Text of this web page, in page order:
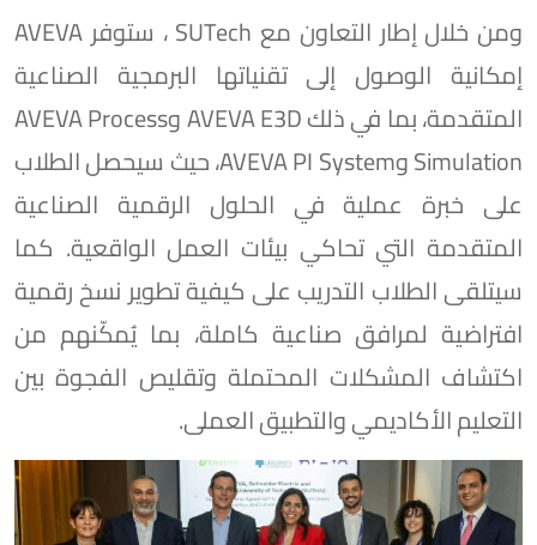
ومن خلال إطار التعاون مع SUTech ، ستوفر AVEVA
إمكانية الوصول إلى تقنياتها البرمجية الصناعية
المتقدمة، بما في ذلك AVEVA E3D وAVEVA Process
Simulation وAVEVA PI System، حيث سيحصل الطلاب
على خبرة عملية في الحلول الرقمية الصناعية
المتقدمة التي تحاكي بيئات العمل الواقعية. كما
سيتلقى الطلاب التدريب على كيفية تطوير نسخ رقمية
افتراضية لمرافق صناعية كاملة، بما يُمكّنهم من
اكتشاف المشكلات المحتملة وتقليص الفجوة بين
التعليم الأكاديمي والتطبيق العملى.